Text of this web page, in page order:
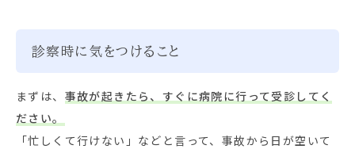
診察時に気をつけること
まずは、 事故が起きたら、すぐに病院に行って受診してく
ださい。
「忙しくて行けない」などと言って、事故から日が空いて